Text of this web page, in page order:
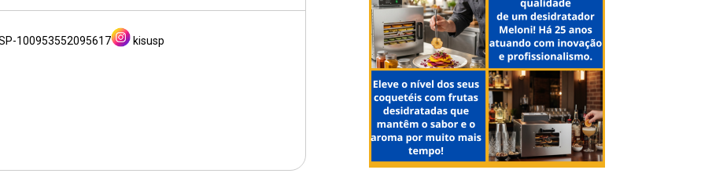
100953552095617 kisusp